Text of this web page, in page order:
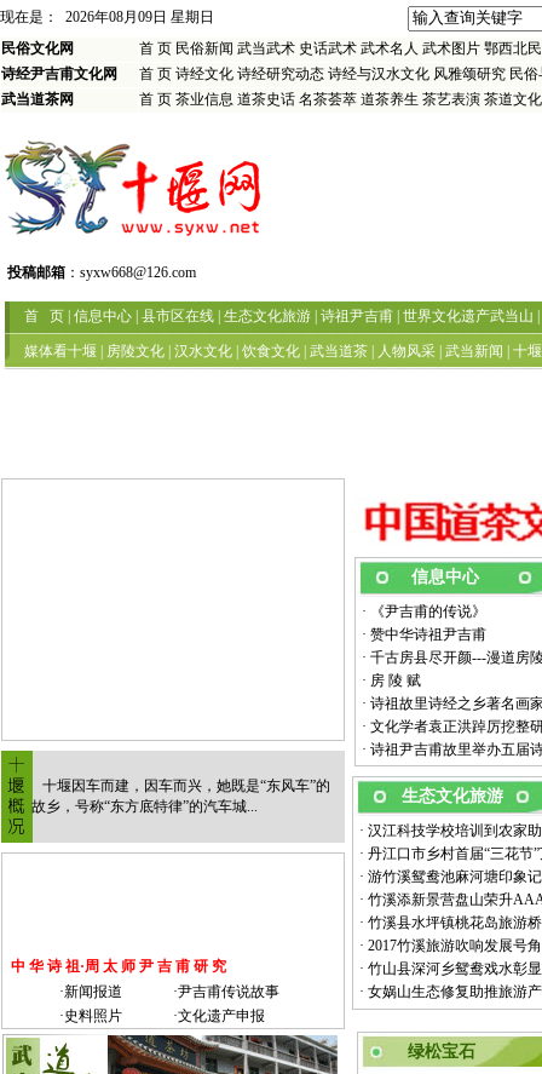
现在是：
2026年08月09日 星期日
民俗文化网
首 页 民俗新闻 武当武术 史话武术 武术名人 武术图片 鄂西北
诗经尹吉甫文化网
首 页 诗经文化 诗经研究动态 诗经与汉水文化 风雅颂研究 民
武当道茶网
首 页 茶业信息 道茶史话 名茶荟萃 道茶养生 茶艺表演 茶道文化
投稿邮箱 ： syxw668@126.com
首 页 信息中心 县市区在线 生态文化旅游 诗祖尹吉甫 世界文化遗产武当山
媒体看十堰 房陵文化 汉水文化 饮食文化 武当道茶 人物风采 武当新闻 十
十堰因车而建，因车而兴，她既是“东风车”的
故乡，号称“东方底特律”的汽车城...
中 华 诗 祖·周 太 师 尹 吉 甫 研 究
·新闻报道 ·尹吉甫传说故事
·史料照片 ·文化遗产申报
信息中心
· 《尹吉甫的传说》
· 赞中华诗祖尹吉甫
· 千古房县尽开颜---漫道房
· 房 陵 赋
· 诗祖故里诗经之乡著名画
· 文化学者袁正洪踔厉挖整
· 诗祖尹吉甫故里举办五届
生态文化旅游
· 汉江科技学校培训到农家
· 丹江口市乡村首届“三花节
· 游竹溪鸳鸯池麻河塘印象记
· 竹溪添新景营盘山荣升
· 竹溪县水坪镇桃花岛旅游
· 2017竹溪旅游吹响发展号角
· 竹山县深河乡鸳鸯戏水彰
· 女娲山生态修复助推旅游
绿松宝石